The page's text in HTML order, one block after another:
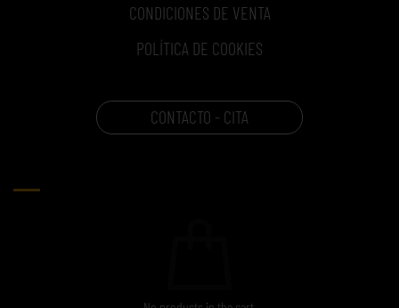
CONDICIONES DE VENTA
POLÍTICA DE COOKIES
CONTACTO - CITA